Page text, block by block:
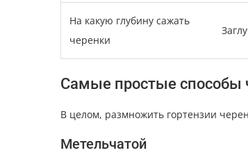
На какую глубину сажать
черенки
Самые простые способы
В целом, размножить гортензии
Метельчатой